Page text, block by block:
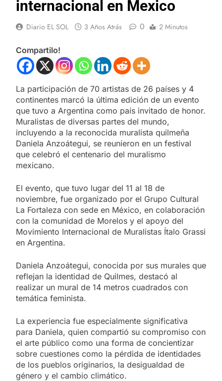
internacional en Mexico
Diario EL SOL 3 Años Atrás 0 2 Minutos
Compartilo!
La participación de 70 artistas de 26 países y 4
continentes marcó la última edición de un evento
que tuvo a Argentina como país invitado de honor.
Muralistas de diversas partes del mundo,
incluyendo a la reconocida muralista quilmeña
Daniela Anzoátegui, se reunieron en un festival
que celebró el centenario del muralismo
mexicano.
El evento, que tuvo lugar del 11 al 18 de
noviembre, fue organizado por el Grupo Cultural
La Fortaleza con sede en México, en colaboración
con la comunidad de Morelos y el apoyo del
Movimiento Internacional de Muralistas Ítalo Grassi
en Argentina.
Daniela Anzoátegui, conocida por sus murales que
reflejan la identidad de Quilmes, destacó al
realizar un mural de 14 metros cuadrados con
temática feminista.
La experiencia fue especialmente significativa
para Daniela, quien compartió su compromiso con
el arte público como una forma de concientizar
sobre cuestiones como la pérdida de identidades
de los pueblos originarios, la desigualdad de
género y el cambio climático.